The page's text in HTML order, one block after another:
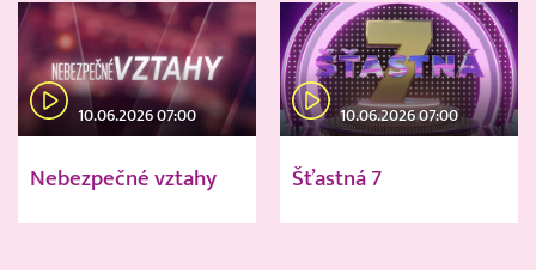
10.06.2026 07:00
Nebezpečné vztahy
10.06.2026 07:00
Šťastná 7